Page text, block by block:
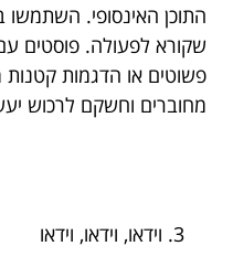
התוכן האינסופי. השתמשו
שקורא לפעולה. פוסטים עם
פשוטים או הדגמות
מחוברים וחשקם לרכוש
וידאו, וידאו, וידאו